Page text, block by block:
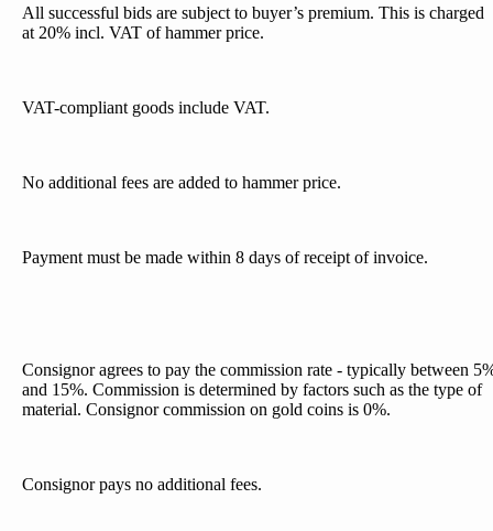
All successful bids are subject to buyer’s premium. This is charged
at 20% incl. VAT of hammer price.
VAT-compliant goods include VAT.
No additional fees are added to hammer price.
Payment must be made within 8 days of receipt of invoice.
Consignor agrees to pay the commission rate - typically between
and 15%. Commission is determined by factors such as the type of
material. Consignor commission on gold coins is 0%.
Consignor pays no additional fees.